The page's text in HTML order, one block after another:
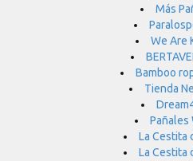
Más
We Are
Bamboo
Tienda
Pañales
La Cestita
La Cestita